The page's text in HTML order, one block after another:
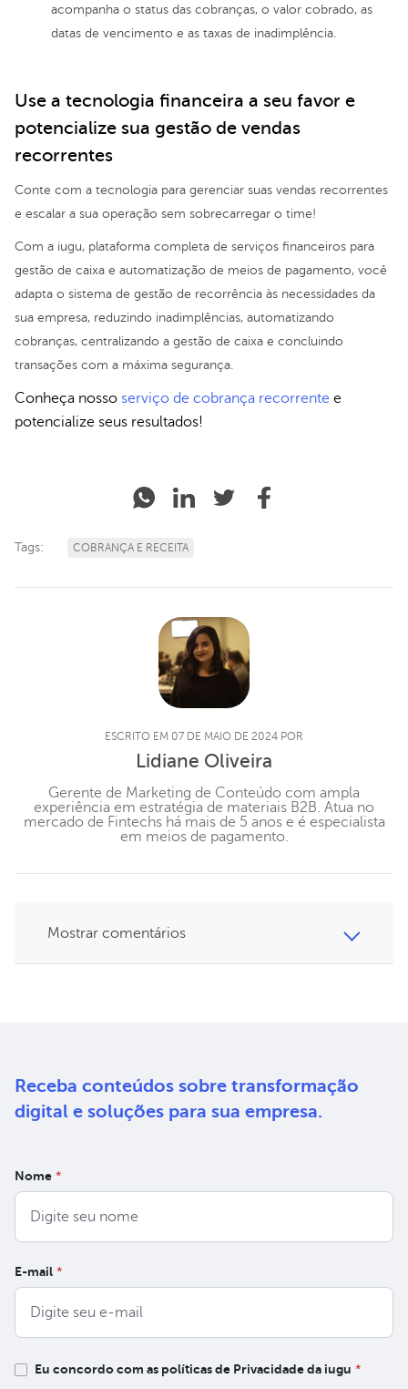
acompanha o status das cobranças, o valor cobrado, as
datas de vencimento e as taxas de inadimplência.
Use a tecnologia financeira a seu favor e
potencialize sua gestão de vendas
recorrentes
Conte com a tecnologia para gerenciar suas vendas recorrentes
e escalar a sua operação sem sobrecarregar o time!
Com a iugu, plataforma completa de serviços financeiros para
gestão de caixa e automatização de meios de pagamento, você
adapta o sistema de gestão de recorrência às necessidades da
sua empresa, reduzindo inadimplências, automatizando
cobranças, centralizando a gestão de caixa e concluindo
transações com a máxima segurança.
Conheça nosso serviço de cobrança recorrente e
potencialize seus resultados!
Tags: COBRANÇA E RECEITA
ESCRITO EM 07 DE MAIO DE 2024 POR
Lidiane Oliveira
Gerente de Marketing de Conteúdo com ampla
experiência em estratégia de materiais B2B. Atua no
mercado de Fintechs há mais de 5 anos e é especialista
em meios de pagamento.
Mostrar comentários
Receba conteúdos sobre transformação
digital e soluções para sua empresa.
Nome *
E-mail *
Eu concordo com as políticas de Privacidade da iugu *